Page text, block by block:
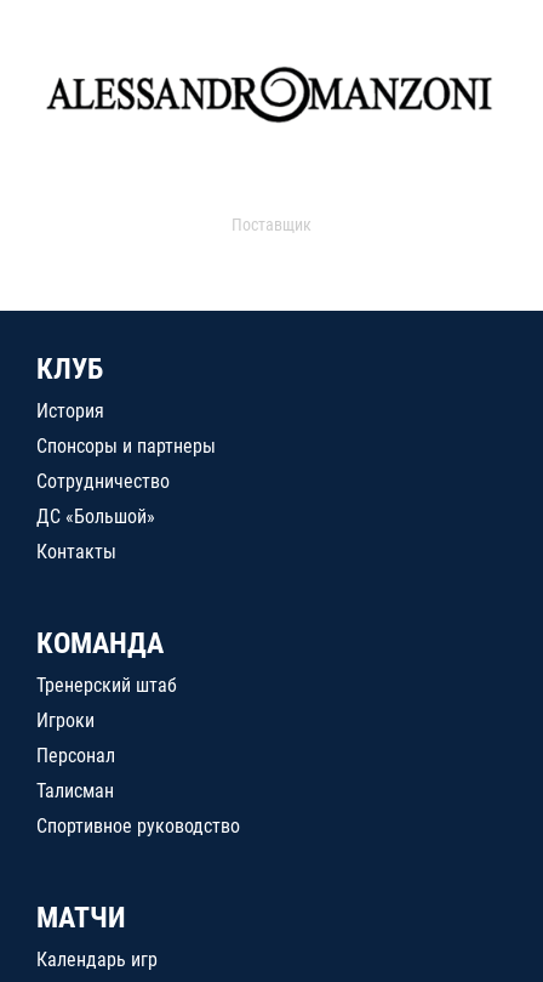
Поставщик
КЛУБ
История
Спонсоры и партнеры
Сотрудничество
ДС «Большой»
Контакты
КОМАНДА
Тренерский штаб
Игроки
Персонал
Талисман
Спортивное руководство
МАТЧИ
Календарь игр